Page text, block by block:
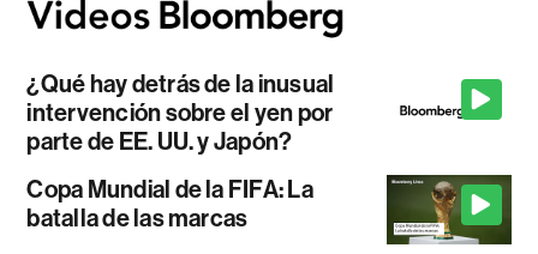
¿Qué hay detrás de la inusual
intervención sobre el yen por
parte de EE. UU. y Japón?
Copa Mundial de la FIFA: La
batalla de las marcas